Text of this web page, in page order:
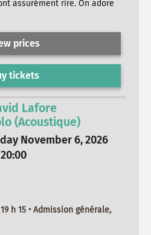
assurément rire. On adore
prices
tickets
Lafore
(Acoustique)
November 6, 2026
h 15 • Admission générale,